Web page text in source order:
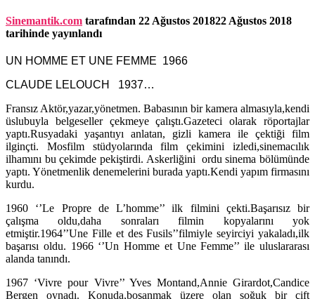
Sinemantik.com tarafından 22 Ağustos 201822 Ağustos 2018
tarihinde yayınlandı
UN HOMME ET UNE FEMME 1966
CLAUDE LELOUCH 1937…
Fransız Aktör,yazar,yönetmen. Babasının bir kamera almasıyla,kendi
üslubuyla belgeseller çekmeye çalıştı.Gazeteci olarak röportajlar
yaptı.Rusyadaki yaşantıyı anlatan, gizli kamera ile çektiği film
ilginçti. Mosfilm stüdyolarında film çekimini izledi,sinemacılık
ilhamını bu çekimde pekiştirdi. Askerliğini ordu sinema bölümünde
yaptı. Yönetmenlik denemelerini burada yaptı.Kendi yapım firmasını
kurdu.
1960 ‘’Le Propre de L’homme’’ ilk filmini çekti.Başarısız bir
çalışma oldu,daha sonraları filmin kopyalarını yok
etmiştir.1964’’Une Fille et des Fusils’’filmiyle seyirciyi yakaladı,ilk
başarısı oldu. 1966 ‘’Un Homme et Une Femme’’ ile uluslararası
alanda tanındı.
1967 ‘Vivre pour Vivre’’ Yves Montand,Annie Girardot,Candice
Bergen oynadı. Konuda,boşanmak üzere olan soğuk bir çift